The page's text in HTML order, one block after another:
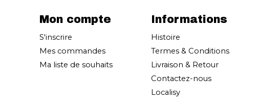
Mon compte
S'inscrire
Mes commandes
Ma liste de souhaits
Informations
Histoire
Termes & Conditions
Livraison & Retour
Contactez-nous
Localisy